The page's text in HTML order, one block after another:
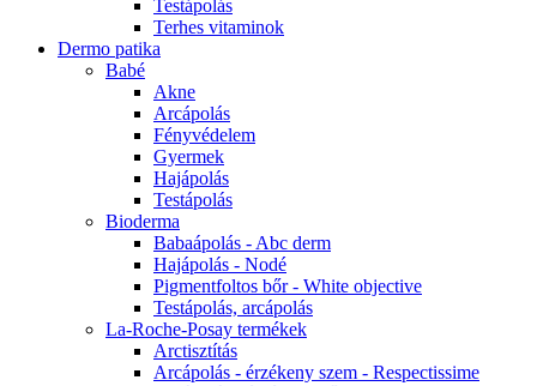
Testápolás
Terhes vitaminok
Dermo patika
Babé
Akne
Arcápolás
Fényvédelem
Gyermek
Hajápolás
Testápolás
Bioderma
Babaápolás - Abc derm
Hajápolás - Nodé
Pigmentfoltos bőr - White objective
Testápolás, arcápolás
La-Roche-Posay termékek
Arctisztítás
Arcápolás - érzékeny szem - Respectissime